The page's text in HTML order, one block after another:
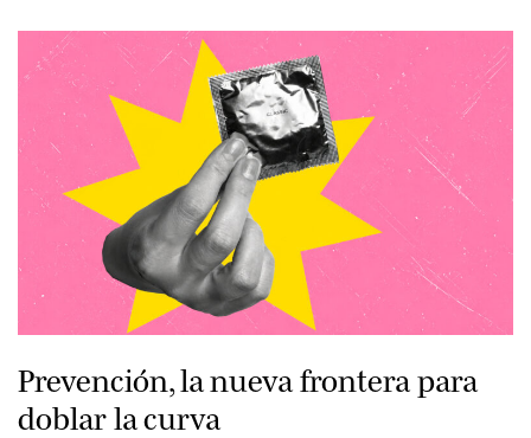
Prevención, la nueva frontera para
doblar la curva